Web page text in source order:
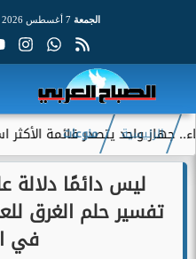
الجمعة 7 أغسطس 2026
يتصدر قائمة الأكثر
الرئيسية منوعات
ليس دائمًا
تفسير حلم الغرق
في